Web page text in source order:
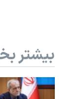
بیشتر